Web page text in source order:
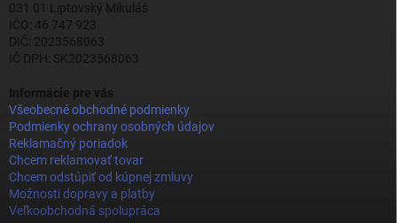
031 01 Liptovský Mikuláš
IČO: 46 747 923
DIČ: 2023568063
IČ DPH: SK2023568063
Informácie pre vás
Všeobecné obchodné podmienky
Podmienky ochrany osobných údajov
Reklamačný poriadok
Chcem reklamovať tovar
Chcem odstúpiť od kúpnej zmluvy
Možnosti dopravy a platby
Veľkoobchodná spolupráca